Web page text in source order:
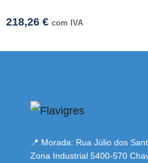
218,26 € com IVA
📍 Morada: Rua Júlio dos
Zona Industrial 5400-570